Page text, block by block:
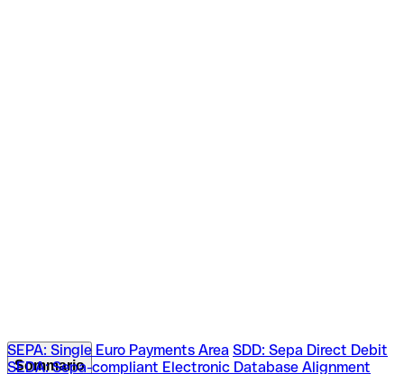
SEPA: Single Euro Payments Area SDD: Sepa Direct Debit
SEDA: Sepa-compliant Electronic Database Alignment
Sommario